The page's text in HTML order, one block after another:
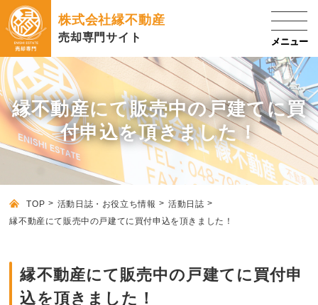
株式会社縁不動産
売却専門サイト
縁不動産にて販売中の戸建てに買
付申込を頂きました！
TOP 活動日誌・お役立ち情報
活動日誌
縁不動産にて販売中の戸建てに買付申込を頂きました！
縁不動産にて販売中の戸建てに買付申
込を頂きました！